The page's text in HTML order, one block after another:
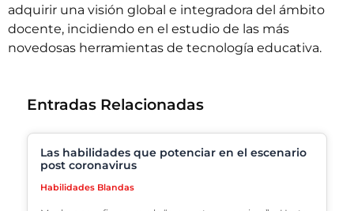
adquirir una visión global e integradora del ámbito
docente, incidiendo en el estudio de las más
novedosas herramientas de tecnología educativa.
Entradas Relacionadas
Las habilidades que potenciar en el escenario
post coronavirus
Habilidades Blandas